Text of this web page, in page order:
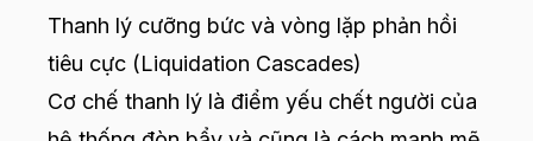
Thanh lý cưỡng bức và vòng lặp phản hồi
tiêu cực (Liquidation Cascades)
Cơ chế thanh lý là điểm yếu chết người của